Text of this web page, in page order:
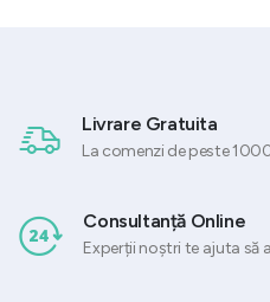
Livrare Gratuita
La comenzi de peste
Consultanță Online
Experții noștri te ajuta să